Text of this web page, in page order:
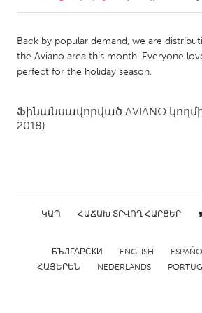
Amherstburg
Kingston
Kitchener-Waterloo
New Glasgow
South Shore
Toronto
Rotterdam
Utrecht
Back by popular demand, we are
the Aviano area this month. Everyone
perfect for the holiday season.
Ֆինանսավորված AVIANO
2018)
ԿԱՊ ՀԱՃԱԽ ՏՐՎՈՂ ՀԱՐՑԵՐ
БЪЛГАРСКИ ENGLISH
ՀԱՅԵՐԵՆ
NEDERLANDS